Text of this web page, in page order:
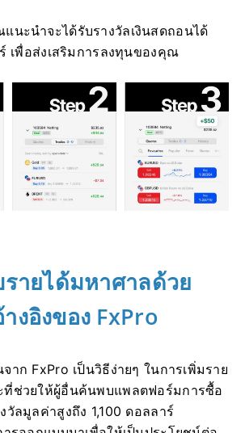
นะนำจะได้รับรางวัลเงินสดถอนได้
เพื่อส่งเสริมการลงทุนของคุณ
ายได้มหาศาลด้วย
งอิงของ FxPro
าก FxPro เป็นวิธีง่ายๆ ในการเพิ่มราย
ช่วยให้ผู้อื่นค้นพบแพลตฟอร์มการซื้อ
ลมูลค่าสูงถึง 1,100 ดอลลาร์